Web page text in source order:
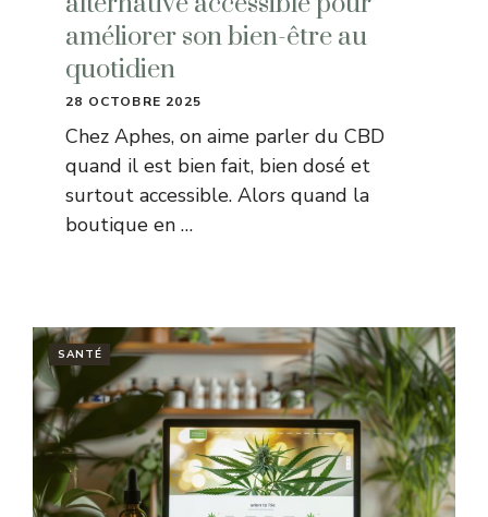
améliorer son bien-être au
quotidien
28 OCTOBRE 2025
Chez Aphes, on aime parler du CBD
quand il est bien fait, bien dosé et
surtout accessible. Alors quand la
boutique en …
SANTÉ